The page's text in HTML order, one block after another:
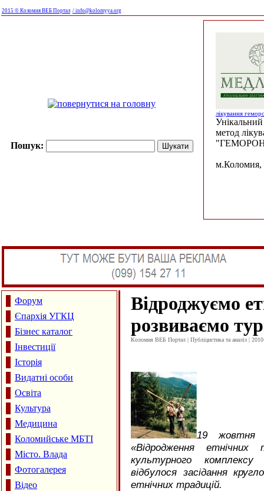
2015 © Коломия ВЕБ Портал / info@kolomyya.org
Пошук:
лікування
Унікальний
метод
м.Коломия,
Форум
Єпархія УГКЦ
Бізнес каталог
Інвестиції
Історія
Видатні особи
Освіта
Культура
Медицина
Коломийське МБТІ
Місто. Влада
Фотогалерея
Відео
Відроджуємо
розвиваємо
Коломия ВЕБ Портал | Публіцистика та аналіз |
19 жовтня
«Відродження етнічних
культурного комплексу
відбулося засідання
етнічних традицій.